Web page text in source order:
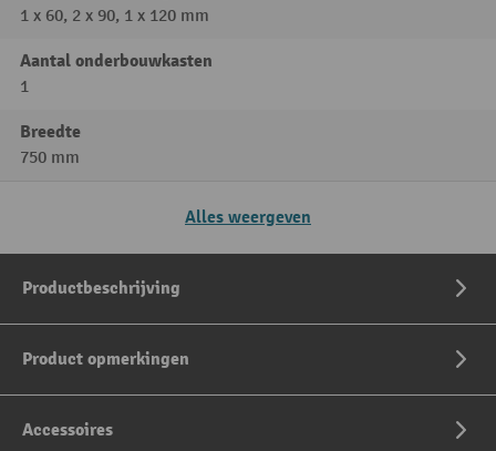
1 x 60, 2 x 90, 1 x 120 mm
Aantal onderbouwkasten
1
Breedte
750 mm
Alles weergeven
Productbeschrijving
Product opmerkingen
Accessoires